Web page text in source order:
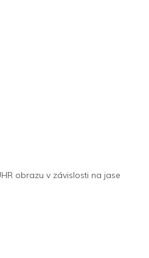
obrazu v závislosti na jase